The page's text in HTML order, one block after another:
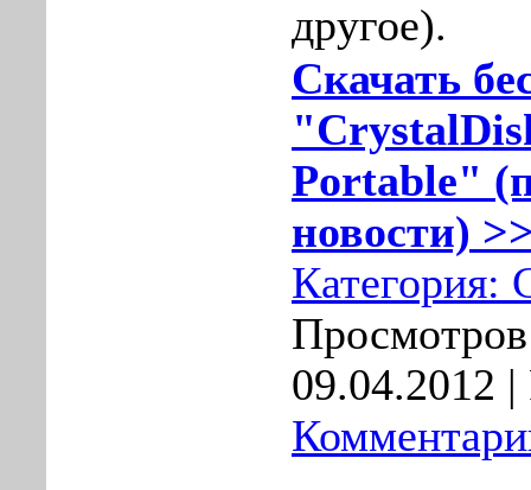
другое).
Скачать
Portable"
новости)
Категория:
09.04.2012 |